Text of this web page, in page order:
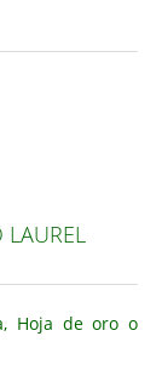
LAUREL